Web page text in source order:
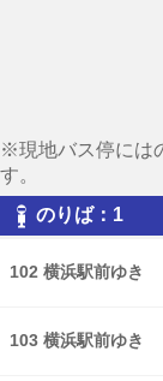
※現地バス停には
す。
のりば：1
102 横浜駅前ゆき
103 横浜駅前ゆき